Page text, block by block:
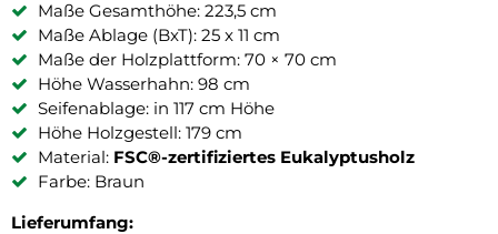
Maße Gesamthöhe: 223,5 cm
Maße Ablage (BxT): 25 x 11 cm
Maße der Holzplattform: 70 × 70 cm
Höhe Wasserhahn: 98 cm
Seifenablage: in 117 cm Höhe
Höhe Holzgestell: 179 cm
Material: FSC®-zertifiziertes Eukalyptusholz
Farbe: Braun
Lieferumfang: